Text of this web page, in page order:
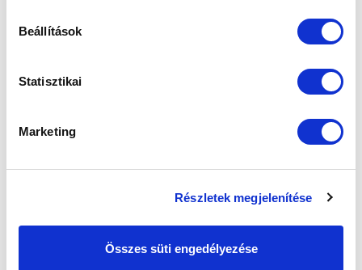
Beállítások
Statisztikai
Marketing
Részletek megjelenítése
Összes süti engedélyezése
Füzesgyarmat
Monor
Nyírbátor
Salgótarján
Tiszaújváros